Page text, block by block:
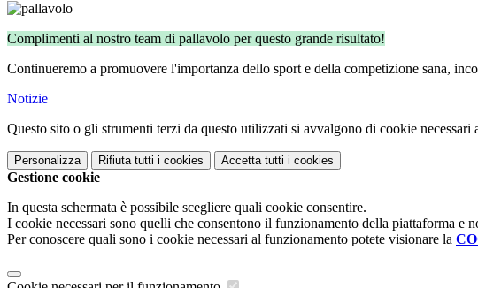
Complimenti al nostro team di pallavolo per questo grande risultato!
Continueremo a promuovere l'importanza dello sport e della competizione sana,
Notizie
Questo sito o gli strumenti terzi da questo utilizzati si avvalgono di cookie
Personalizza Rifiuta tutti i cookies Accetta tutti i cookies
Gestione cookie
In questa schermata è possibile scegliere quali cookie consentire.
I cookie necessari sono quelli che consentono il funzionamento della piattaforma e
Per conoscere quali sono i cookie necessari al funzionamento potete visionare la